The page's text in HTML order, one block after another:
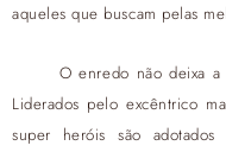
aqueles que buscam pelas
O enredo não deixa a
Liderados pelo excêntrico
super heróis são